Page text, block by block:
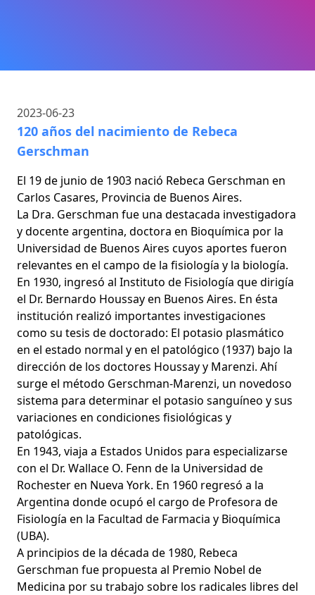
2023-06-23
120 años del nacimiento de Rebeca
Gerschman
El 19 de junio de 1903 nació Rebeca Gerschman en
Carlos Casares, Provincia de Buenos Aires.
La Dra. Gerschman fue una destacada investigadora
y docente argentina, doctora en Bioquímica por la
Universidad de Buenos Aires cuyos aportes fueron
relevantes en el campo de la fisiología y la biología.
En 1930, ingresó al Instituto de Fisiología que dirigía
el Dr. Bernardo Houssay en Buenos Aires. En ésta
institución realizó importantes investigaciones
como su tesis de doctorado: El potasio plasmático
en el estado normal y en el patológico (1937) bajo la
dirección de los doctores Houssay y Marenzi. Ahí
surge el método Gerschman-Marenzi, un novedoso
sistema para determinar el potasio sanguíneo y sus
variaciones en condiciones fisiológicas y
patológicas.
En 1943, viaja a Estados Unidos para especializarse
con el Dr. Wallace O. Fenn de la Universidad de
Rochester en Nueva York. En 1960 regresó a la
Argentina donde ocupó el cargo de Profesora de
Fisiología en la Facultad de Farmacia y Bioquímica
(UBA).
A principios de la década de 1980, Rebeca
Gerschman fue propuesta al Premio Nobel de
Medicina por su trabajo sobre los radicales libres del